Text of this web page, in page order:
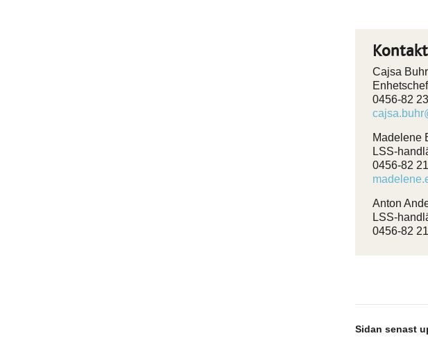
Kontakt
Cajsa Buhr
Enhetschef
0456-82
Madelene
LSS-
0456-82
Anton
LSS-
0456-82
Sidan senast